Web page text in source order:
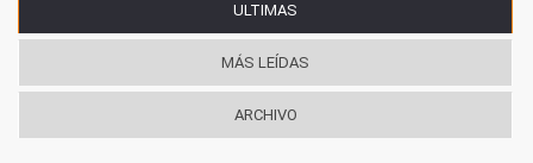
ULTIMAS
MÁS LEÍDAS
ARCHIVO